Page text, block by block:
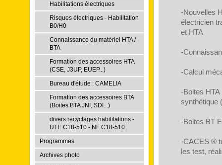
Habilitations électriques
Risques électriques - Habilitation
B0/H0
Connaissance du matériel HTA /
BTA
Formation des accessoires HTA
(CSE, J3UP, EUEP...)
Bureau d'étude : CAMELIA
Formation des accessoires BTA
(Boites BTA JNI, SDI...)
divers recyclages habilitations -
UTE C18-510 - NF C18-510
Programmes
Archives photo
-Nouvelles
électricien
et HTA
-
-Calcul
-Boites
synthétique
-Boites BT
-CACES ®
les test,